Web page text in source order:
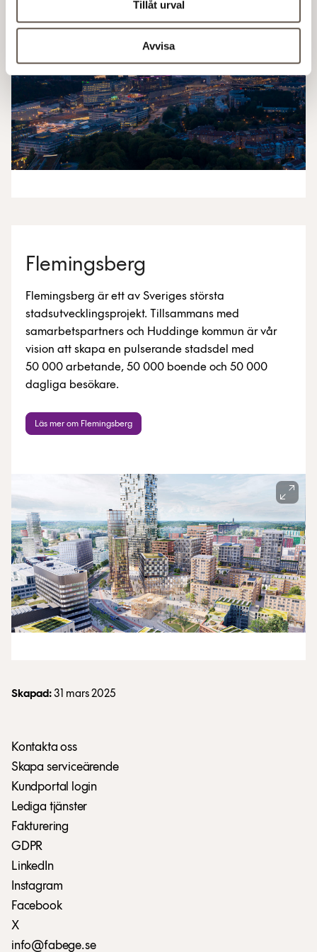
Tillåt urval
Avvisa
Flemingsberg
Flemingsberg är ett av Sveriges största
stadsutvecklingsprojekt. Tillsammans med
samarbetspartners och Huddinge kommun är vår
vision att skapa en pulserande stadsdel med
50 000 arbetande, 50 000 boende och 50 000
dagliga besökare.
Läs mer om Flemingsberg
Skapad:31 mars 2025
Kontakta oss
Skapa serviceärende
Kundportal login
Lediga tjänster
Fakturering
GDPR
LinkedIn
Instagram
Facebook
X
info@fabege.se